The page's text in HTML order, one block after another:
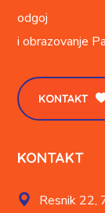
odgoj
i obrazovanje
KONTAKT
KONTAKT
Resnik 22,